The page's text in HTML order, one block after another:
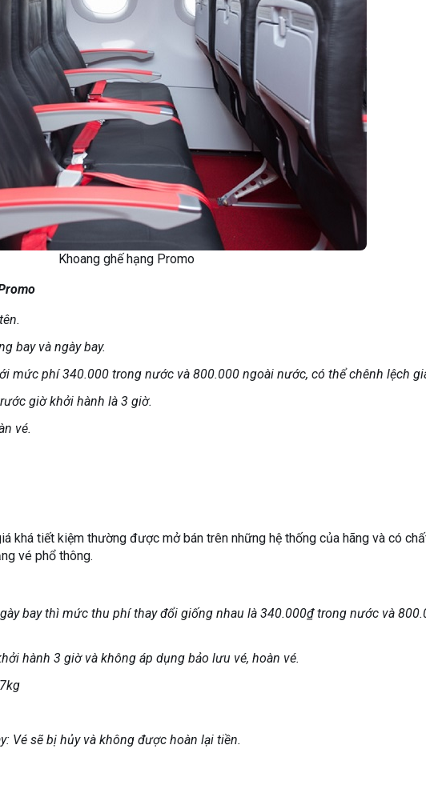
Khoang ghế hạng Promo
bay và ngày bay.
mức phí 340.000 trong nước và 800.000 ngoài nước, có thể chênh lệch
giờ khởi hành là 3 giờ.
vé.
khá tiết kiệm thường được mở bán trên những hệ thống của hãng và có
vé phổ thông.
bay thì mức thu phí thay đổi giống nhau là 340.000₫ trong nước và
hành 3 giờ và không áp dụng bảo lưu vé, hoàn vé.
Vé sẽ bị hủy và không được hoàn lại tiền.